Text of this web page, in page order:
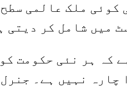
ملک عالمی
میں شامل کر دیتی
کہ ہر نئی حکومت
چارہ نہیں ہے۔